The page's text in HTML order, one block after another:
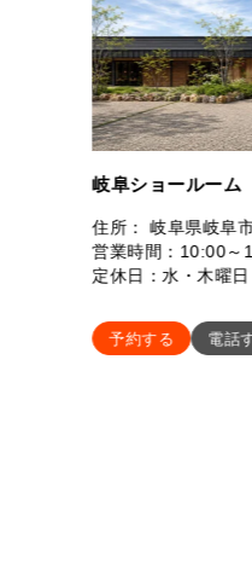
岐阜ショールーム
住所： 岐阜県岐阜
営業時間：10:00
定休日：水・木曜日
予約する 電話